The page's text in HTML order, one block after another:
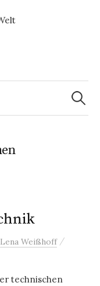
Suchen
nach:
Lena Weißhoff /
technischen